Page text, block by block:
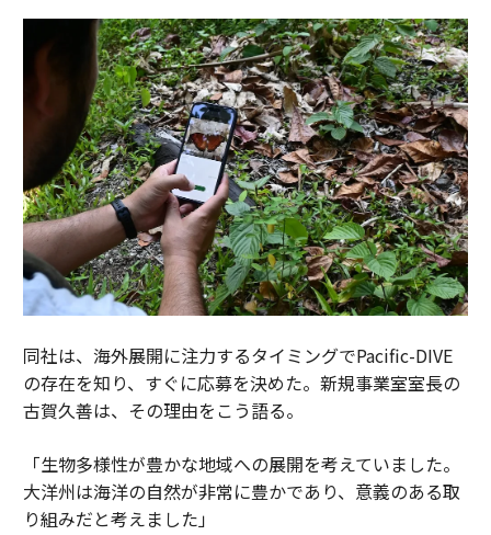
同社は、海外展開に注力するタイミングでPacific-DIVE
の存在を知り、すぐに応募を決めた。新規事業室室長の
古賀久善は、その理由をこう語る。
「生物多様性が豊かな地域への展開を考えていました。
大洋州は海洋の自然が非常に豊かであり、意義のある取
り組みだと考えました」